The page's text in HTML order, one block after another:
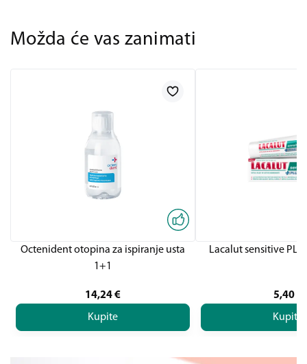
Možda će vas zanimati
Octenident otopina za ispiranje usta
1+1
14,24€
Kupite
Lacalut sensitive
5,40
Kupite